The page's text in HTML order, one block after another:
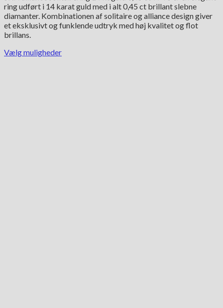
var:
21,500.00 kr..
er:
17,950.00 kr..
ring udført i 14 karat guld med i alt 0,45 ct brillant slebne
diamanter. Kombinationen af solitaire og alliance design giver
et eksklusivt og funklende udtryk med høj kvalitet og flot
brillans.
Vælg muligheder